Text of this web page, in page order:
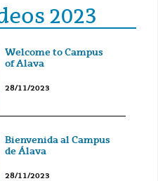
2023
Welcome to Campus
of Alava
28/11/2023
Bienvenida al Campus
de Álava
28/11/2023